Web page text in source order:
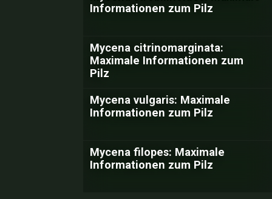
Informationen zum Pilz
Mycena citrinomarginata:
Maximale Informationen zum
Pilz
Mycena vulgaris: Maximale
Informationen zum Pilz
Mycena filopes: Maximale
Informationen zum Pilz